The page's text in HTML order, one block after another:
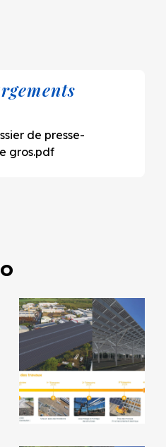
de presse-
gros.pdf